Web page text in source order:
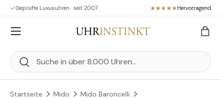
Direkt zum Inhalt
Geprüfte Luxusuhren · seit 2007 Hervorragend
Suchen
Suchen
Menü
Startseite Mido
Mido Baroncelli